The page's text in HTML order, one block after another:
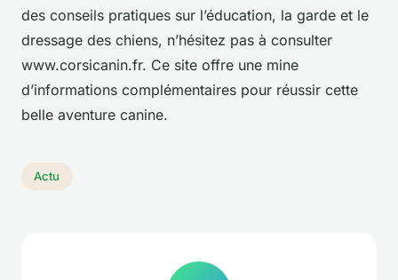
des conseils pratiques sur l’éducation, la garde et le
dressage des chiens, n’hésitez pas à consulter
www.corsicanin.fr. Ce site offre une mine
d’informations complémentaires pour réussir cette
belle aventure canine.
Actu